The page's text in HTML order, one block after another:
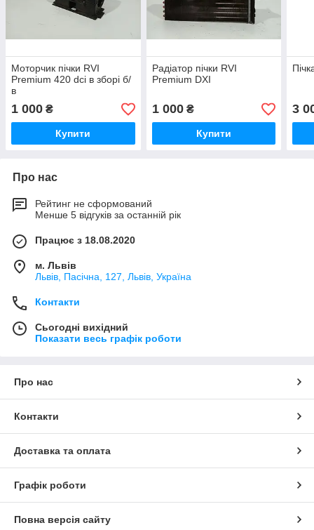
Моторчик пічки RVI
Premium 420 dci в зборі б/
в
1 000 ₴
Купити
Радіатор пічки RVI
Premium DXI
1 000₴
Купити
3
Про нас
Рейтинг не сформований
Менше 5 відгуків за останній рік
Працює з 18.08.2020
м. Львів
Львів, Пасічна, 127, Львів, Україна
Контакти
Сьогодні вихідний
Показати весь графік роботи
Про нас
Контакти
Доставка та оплата
Графік роботи
Повна версія сайту